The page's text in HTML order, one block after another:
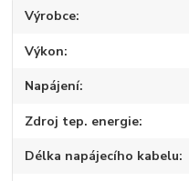
Výrobce
Výkon
Napájení
Zdroj tep. energie
Délka napájecího kabelu